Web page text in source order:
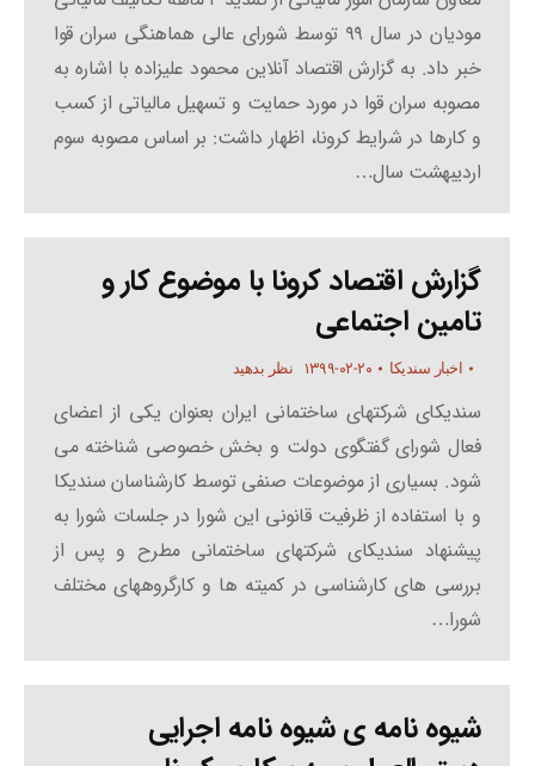
مودیان در سال ۹۹ توسط شورای عالی هماهنگی سران قوا
خبر داد. به گزارش اقتصاد آنلاین محمود علیزاده با اشاره به
مصوبه سران قوا در مورد حمایت و تسهیل مالیاتی از کسب
و کارها در شرایط کرونا، اظهار داشت: بر اساس مصوبه سوم
اردیبهشت سال…
گزارش اقتصاد کرونا با موضوع کار و
تامین اجتماعی
اخبار سندیکا ۱۳۹۹-۰۲-۲۰ نظر بدهید
سندیکای شرکتهای ساختمانی ایران بعنوان یکی از اعضای
فعال شورای گفتگوی دولت و بخش خصوصی شناخته می
شود. بسیاری از موضوعات صنفی توسط کارشناسان سندیکا
و با استفاده از ظرفیت قانونی این شورا در جلسات شورا به
پیشنهاد سندیکای شرکتهای ساختمانی مطرح و پس از
بررسی های کارشناسی در کمیته ها و کارگروههای مختلف
شورا…
شیوه نامه ی شیوه نامه اجرایی